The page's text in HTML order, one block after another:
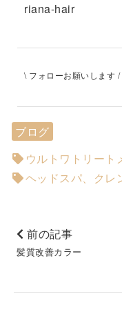
riana-hair
\ フォローお願いします /
ブログ
ウルトワトリート
ヘッドスパ、クレ
前の記事
髪質改善カラー